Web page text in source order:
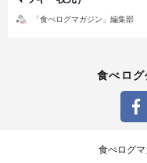
「食べログマガジン」編集部
食べロ
食べログ